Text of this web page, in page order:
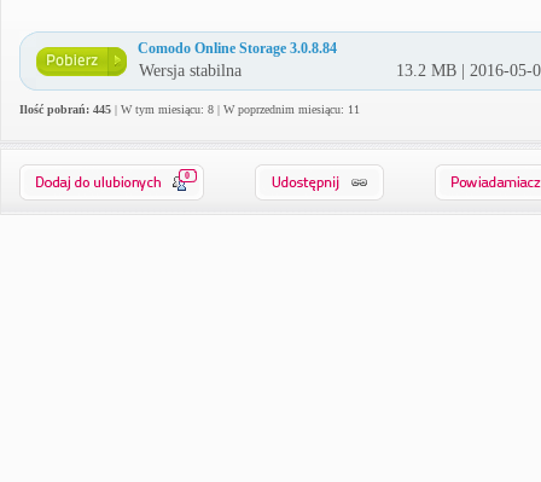
Comodo Online Storage 3.0.8.84
Wersja stabilna 13.2 MB | 2016-05-
Ilość pobrań: 445 | W tym miesiącu: 8 | W poprzednim miesiącu: 11
0